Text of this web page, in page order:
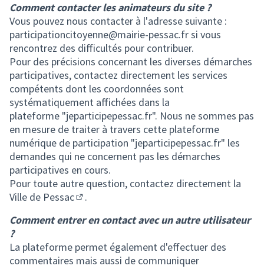
Comment contacter les animateurs du site ?
Vous pouvez nous contacter à l'adresse suivante :
participationcitoyenne@mairie-pessac.fr si vous
rencontrez des difficultés pour contribuer.
Pour des précisions concernant les diverses démarches
participatives, contactez directement les services
compétents dont les coordonnées sont
systématiquement affichées dans la
plateforme "jeparticipepessac.fr". Nous ne sommes pas
en mesure de traiter à travers cette plateforme
numérique de participation "jeparticipepessac.fr" les
demandes qui ne concernent pas les démarches
participatives en cours.
Pour toute autre question, contactez directement la
Ville de Pessac
.
Comment entrer en contact avec un autre utilisateur
?
La plateforme permet également d'effectuer des
commentaires mais aussi de communiquer